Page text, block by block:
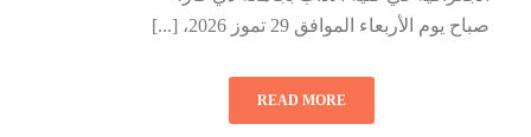
صباح يوم الأربعاء الموافق 29 تموز 2026، [...]
READ MORE